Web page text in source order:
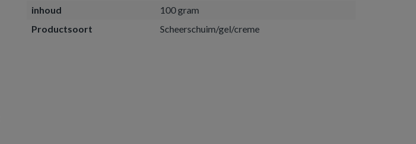
inhoud
100 gram
Productsoort
Scheerschuim/gel/creme